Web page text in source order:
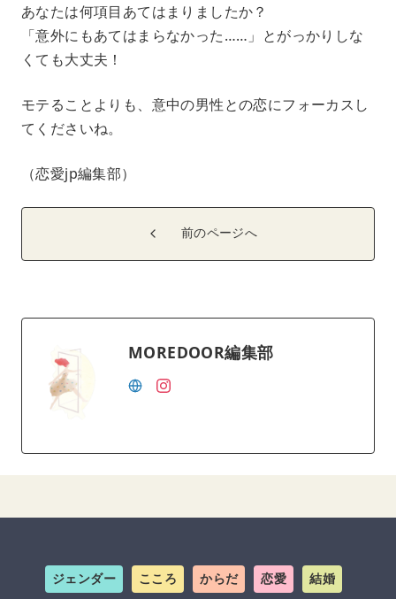
あなたは何項目あてはまりましたか？
「意外にもあてはまらなかった……」とがっかりしな
くても大丈夫！
モテることよりも、意中の男性との恋にフォーカスし
てくださいね。
（恋愛jp編集部）
前のページへ
MOREDOOR編集部
ジェンダー こころ からだ 恋愛 結婚